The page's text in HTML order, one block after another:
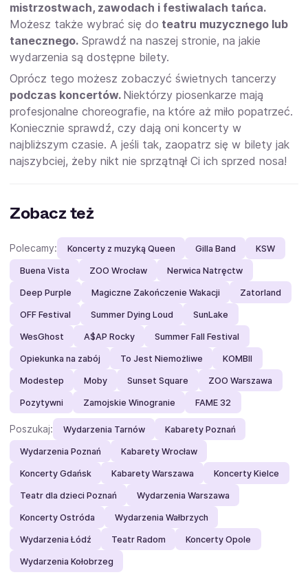
mistrzostwach, zawodach i festiwalach tańca.
Możesz także wybrać się do teatru muzycznego lub
tanecznego. Sprawdź na naszej stronie, na jakie
wydarzenia są dostępne bilety.
Oprócz tego możesz zobaczyć świetnych tancerzy
podczas koncertów. Niektórzy piosenkarze mają
profesjonalne choreografie, na które aż miło popatrzeć.
Koniecznie sprawdź, czy dają oni koncerty w
najbliższym czasie. A jeśli tak, zaopatrz się w bilety jak
najszybciej, żeby nikt nie sprzątnął Ci ich sprzed nosa!
Zobacz też
Polecamy: Koncerty z muzyką Queen Gilla Band KSW
Buena Vista ZOO Wrocław Nerwica Natręctw
Deep Purple Magiczne Zakończenie Wakacji Zatorland
OFF Festival Summer Dying Loud SunLake
WesGhost A$AP Rocky Summer Fall Festival
Opiekunka na zabój To Jest Niemożliwe KOMBII
Modestep Moby Sunset Square ZOO Warszawa
Pozytywni Zamojskie Winogranie FAME 32
Poszukaj: Wydarzenia Tarnów Kabarety Poznań
Wydarzenia Poznań Kabarety Wrocław
Koncerty Gdańsk Kabarety Warszawa Koncerty Kielce
Teatr dla dzieci Poznań Wydarzenia Warszawa
Koncerty Ostróda Wydarzenia Wałbrzych
Wydarzenia Łódź Teatr Radom Koncerty Opole
Wydarzenia Kołobrzeg